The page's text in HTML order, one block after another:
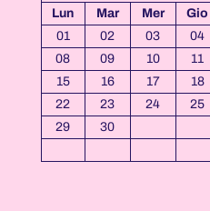
Lun
Mar Mer Gio
01
02 03 04
08
09 10 11
15
16 17 18
22
23 24 25
29
30